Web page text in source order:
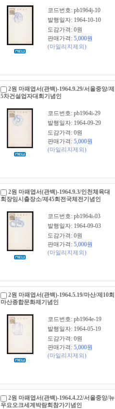
코드번호: pb1964j-10
발행일자: 1964-10-10
도감가격: 0원
판매가격: 5,000원
(마일리지제외)
2원 마패엽서(관백)-1964.9.29/서울중앙/제
5차건설업자대회기념인
코드번호: pb1964i-29
발행일자: 1964-09-29
도감가격: 0원
판매가격: 5,000원
(마일리지제외)
2원 마패엽서(관백)-1964.9.3/인천체육대
회장임시출장소/제45회전국체전기념인
코드번호: pb1964i-03
발행일자: 1964-09-03
도감가격: 0원
판매가격: 5,000원
(마일리지제외)
2원 마패엽서(관백)-1964.5.19/마산/제10회
마산종합문화제기념인
코드번호: pb1964e-19
발행일자: 1964-05-19
도감가격: 0원
판매가격: 5,000원
(마일리지제외)
2원 마패엽서(관백)-1964.4.22/서울중앙/뉴
우요오크세계박람회참가기념인